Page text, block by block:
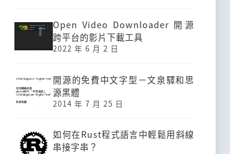
Open Video Downloader 開源
跨平台的影片下載工具
2022 年 6 月 2 日
開源的免費中文字型－文泉驛和思
源黑體
2014 年 7 月 25 日
如何在Rust程式語言中輕鬆用斜線
串接字串？